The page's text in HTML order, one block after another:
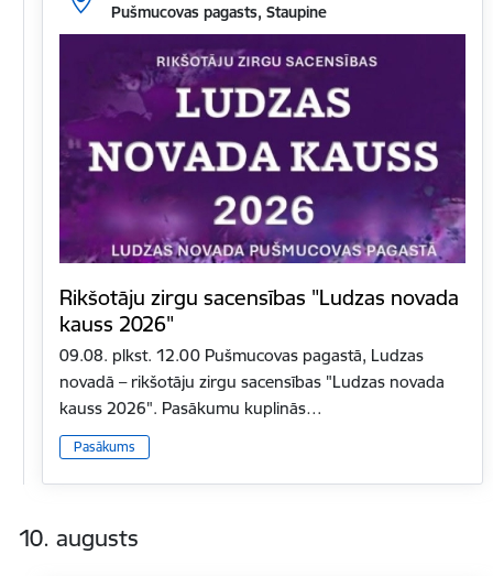
Pušmucovas pagasts, Staupine
Rikšotāju zirgu sacensības "Ludzas novada
kauss 2026"
09.08. plkst. 12.00 Pušmucovas pagastā, Ludzas
novadā – rikšotāju zirgu sacensības "Ludzas novada
kauss 2026". Pasākumu kuplinās…
Pasākums
10. augusts